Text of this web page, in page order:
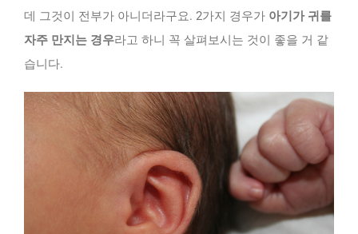
데 그것이 전부가 아니더라구요. 2가지 경우가 아기가 귀를
자주 만지는 경우라고 하니 꼭 살펴보시는 것이 좋을 거 같
습니다.